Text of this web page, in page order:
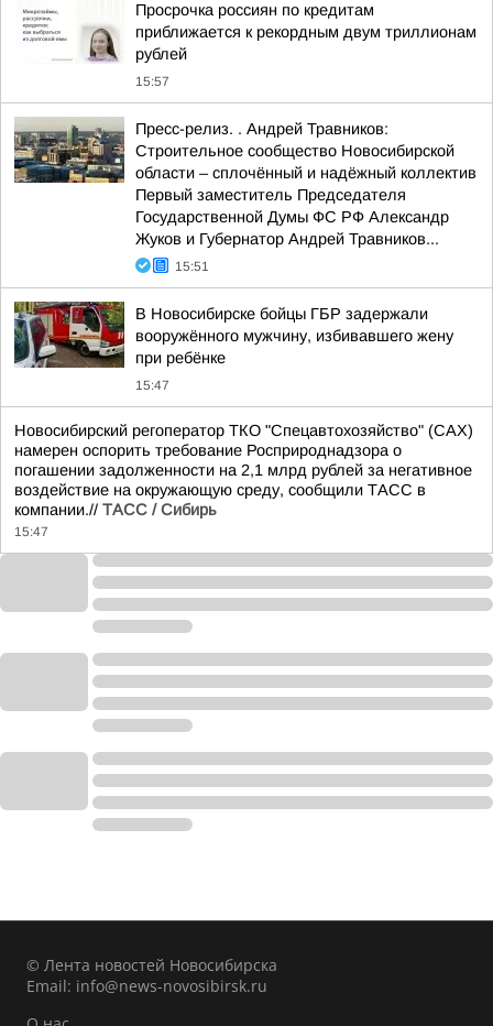
Просрочка россиян по кредитам
приближается к рекордным двум триллионам
рублей
15:57
Пресс-релиз. . Андрей Травников:
Строительное сообщество Новосибирской
области – сплочённый и надёжный коллектив
Первый заместитель Председателя
Государственной Думы ФС РФ Александр
Жуков и Губернатор Андрей Травников...
15:51
В Новосибирске бойцы ГБР задержали
вооружённого мужчину, избивавшего жену
при ребёнке
15:47
Новосибирский регоператор ТКО "Спецавтохозяйство" (САХ)
намерен оспорить требование Росприроднадзора о
погашении задолженности на 2,1 млрд рублей за негативное
воздействие на окружающую среду, сообщили ТАСС в
компании.// ТАСС / Сибирь
15:47
© Лента новостей Новосибирска
Email: info@news-novosibirsk.ru